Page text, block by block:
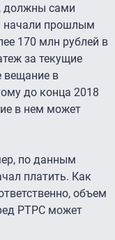
должны сами
начали прошлым
170 млн рублей в
за текущие
вещание в
до конца 2018
в нем может
по данным
платить. Как
объем
РТРС может